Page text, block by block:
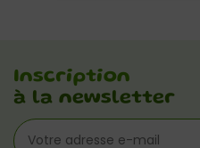
Inscription
à la newsletter